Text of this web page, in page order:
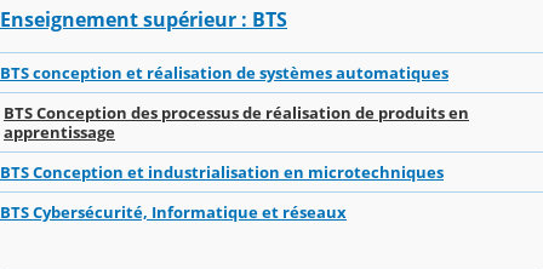
Enseignement supérieur : BTS
BTS conception et réalisation de systèmes automatiques
BTS Conception des processus de réalisation de produits en
apprentissage
BTS Conception et industrialisation en microtechniques
BTS Cybersécurité, Informatique et réseaux